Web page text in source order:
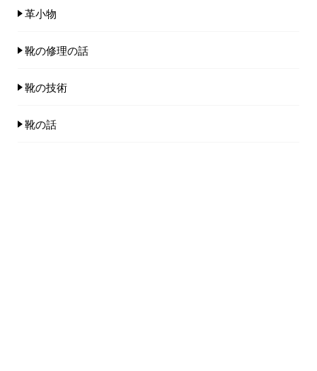
革小物
靴の修理の話
靴の技術
靴の話